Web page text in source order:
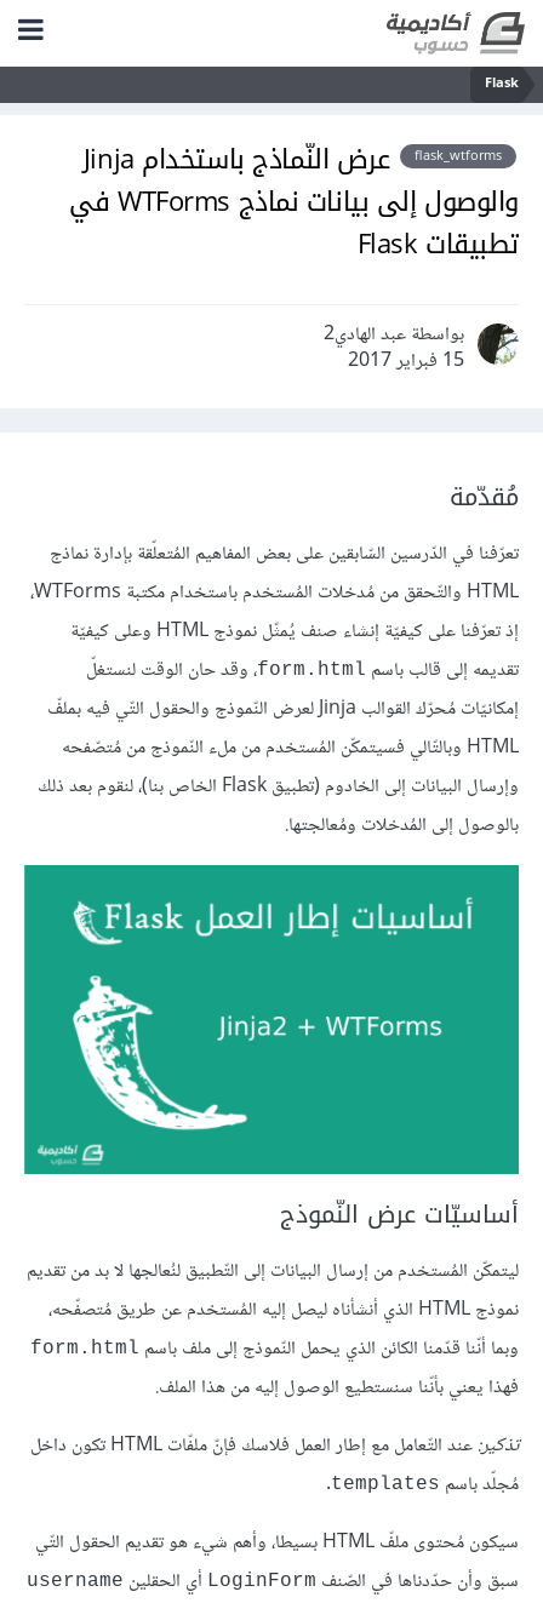
Flask
flask_wtforms
عرض النّماذج باستخدام Jinja
والوصول إلى بيانات نماذج WTForms في
تطبيقات Flask
بواسطة عبد الهادي2
15 فبراير 2017
مُقدّمة
تعرّفنا في الدّرسين السّابقين على بعض المفاهيم المُتعلّقة بإدارة نماذج
HTML والتّحقق من مُدخلات المُستخدم باستخدام مكتبة WTForms،
إذ تعرّفنا على كيفيّة إنشاء صنف يُمثّل نموذج HTML وعلى كيفيّة
تقديمه إلى قالب باسم form.html، وقد حان الوقت لنستغلّ
إمكانيّات مُحرّك القوالب Jinja لعرض النّموذج والحقول التّي فيه بملفّ
HTML وبالتّالي فسيتمكّن المُستخدم من ملء النّموذج من مُتصّفحه
وإرسال البيانات إلى الخادوم (تطبيق Flask الخاص بنا)، لنقوم بعد ذلك
بالوصول إلى المُدخلات ومُعالجتها.
أساسيّات عرض النّموذج
ليتمكّن المُستخدم من إرسال البيانات إلى التّطبيق لنُعالجها لا بد من تقديم
نموذج HTML الذي أنشأناه ليصل إليه المُستخدم عن طريق مُتصفّحه،
وبما أنّنا قدّمنا الكائن الذي يحمل النّموذج إلى ملف باسم form.html
فهذا يعني بأنّنا سنستطيع الوصول إليه من هذا الملف.
تذكير:
عند التّعامل مع إطار العمل فلاسك فإنّ ملفّات HTML تكون داخل
مُجلّد باسم templates
.
سيكون مُحتوى ملفّ HTML بسيطا، وأهم شيء هو تقديم الحقول التّي
سبق وأن حدّدناها في الصّنف LoginForm أي الحقلين username